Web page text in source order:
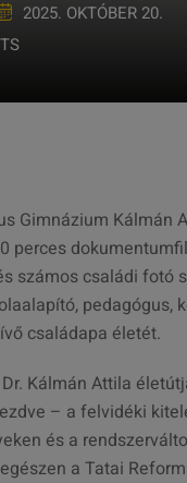
2025. OKTÓBER 20.
Gimnázium Kálmán
perces
számos családi fotó
pedagógus,
családapa életét.
Kálmán Attila
– a felvidéki
és a
a Tatai